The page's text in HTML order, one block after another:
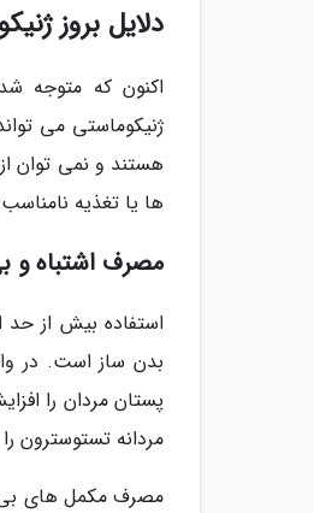
دلایل بروز
اکنون که متوجه
ژنیکوماستی می
هستند و نمی توان
ها یا تغذیه نامناسب
مصرف اشتباه و
استفاده بیش از
بدن ساز است. در
پستان مردان را
مردانه تستوسترون
مصرف مکمل های بی